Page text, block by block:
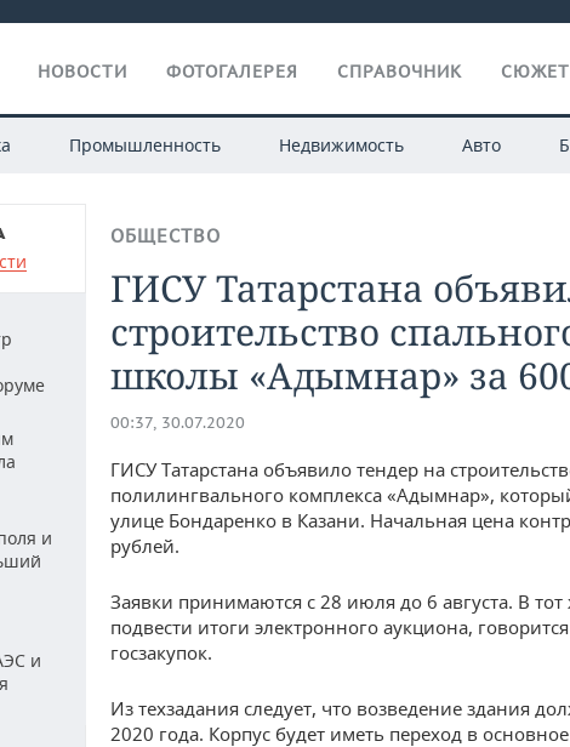
НОВОСТИ ФОТОГАЛЕРЕЯ СПРАВОЧНИК
Промышленность Недвижимость Авто
и
и
ОБЩЕСТВО
ГИСУ Татарстана
строительство
школы «Адымнар» за
00:37, 30.07.2020
ГИСУ Татарстана объявило тендер на
полилингвального комплекса «Адымнар»,
улице Бондаренко в Казани. Начальная цена
рублей.
Заявки принимаются с 28 июля до 6 августа. В тот
подвести итоги электронного аукциона,
госзакупок.
Из техзадания следует, что возведение здания
2020 года. Корпус будет иметь переход в